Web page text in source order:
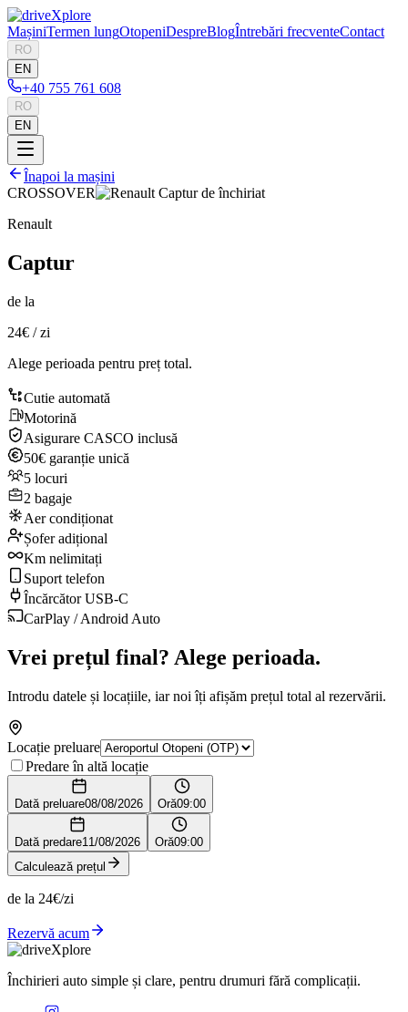
MașiniTermen lungOtopeniDespreBlogÎntrebări frecventeContact
RO
EN
+40 755 761 608
RO
EN
Înapoi la mașini
CROSSOVER
Renault
Captur
de la
24€ /zi
Alege perioada pentru preț total.
Cutie automată
Motorină
Asigurare CASCO inclusă
50€ garanție unică
5 locuri
2 bagaje
Aer condiționat
Șofer adițional
Km nelimitați
Suport telefon
Încărcător USB-C
CarPlay / Android Auto
Vrei prețul final? Alege perioada.
Introdu datele și locațiile, iar noi îți afișăm prețul total al rezervării.
Locație preluare
Predare în altă locație
Dată preluare08/08/2026 Oră09:00
Dată predare11/08/2026 Oră09:00
Calculează prețul
de la 24€/zi
Rezervă acum
Închirieri auto simple și clare, pentru drumuri fără complicații.